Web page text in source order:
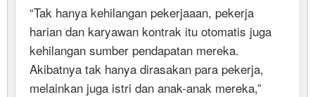
“Tak hanya kehilangan pekerjaaan, pekerja
harian dan karyawan kontrak itu otomatis juga
kehilangan sumber pendapatan mereka.
Akibatnya tak hanya dirasakan para pekerja,
melainkan juga istri dan anak-anak mereka,”